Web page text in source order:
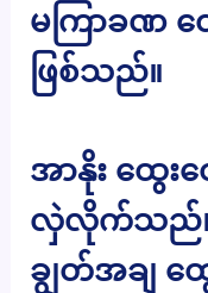
မကြာခဏ တွ
ဖြစ်သည်။
အာနိုး ထွေ
လှဲလိုက်သည်။
ချွတ်အချ ထွ